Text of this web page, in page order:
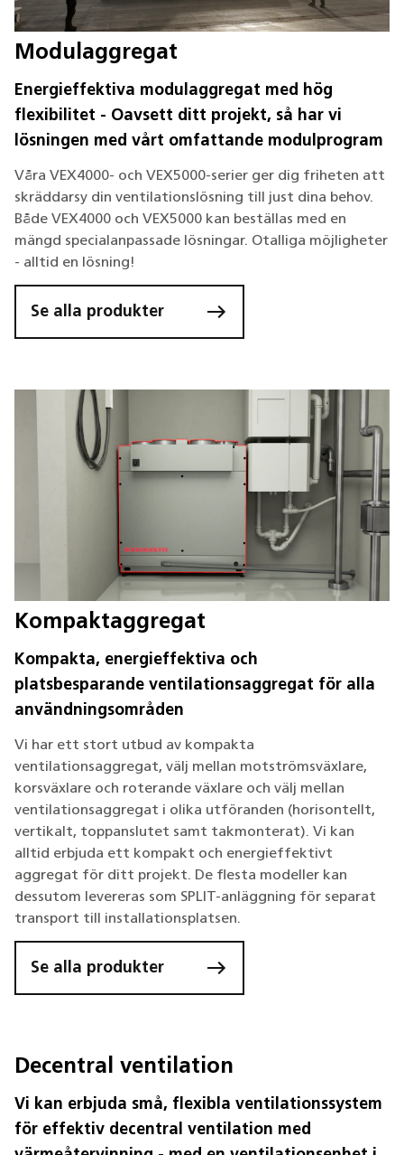
Modulaggregat
Energieffektiva modulaggregat med hög
flexibilitet - Oavsett ditt projekt, så har vi
lösningen med vårt omfattande modulprogram
Våra VEX4000- och VEX5000-serier ger dig friheten att
skräddarsy din ventilationslösning till just dina behov.
Både VEX4000 och VEX5000 kan beställas med en
mängd specialanpassade lösningar. Otalliga möjligheter
- alltid en lösning!
Se alla produkter
Kompaktaggregat
Kompakta, energieffektiva och
platsbesparande ventilationsaggregat för alla
användningsområden
Vi har ett stort utbud av kompakta
ventilationsaggregat, välj mellan motströmsväxlare,
korsväxlare och roterande växlare och välj mellan
ventilationsaggregat i olika utföranden (horisontellt,
vertikalt, toppanslutet samt takmonterat). Vi kan
alltid erbjuda ett kompakt och energieffektivt
aggregat för ditt projekt. De flesta modeller kan
dessutom levereras som SPLIT-anläggning för separat
transport till installationsplatsen.
Se alla produkter
Decentral ventilation
Vi kan erbjuda små, flexibla ventilationssystem
för effektiv decentral ventilation med